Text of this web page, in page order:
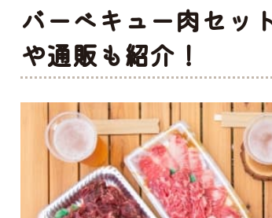
バラ ヒレ
ソーセージ アイスバイン 惣
加工品の
ギフト
バーベキュー肉セッ
や通販も紹介！